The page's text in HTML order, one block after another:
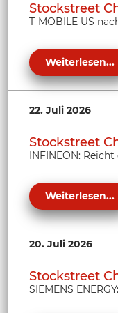
Stockstreet
T-MOBILE US
Weiterlesen...
22. Juli 2026
Stockstreet
INFINEON:
Weiterlesen...
20. Juli 2026
Stockstreet
SIEMENS